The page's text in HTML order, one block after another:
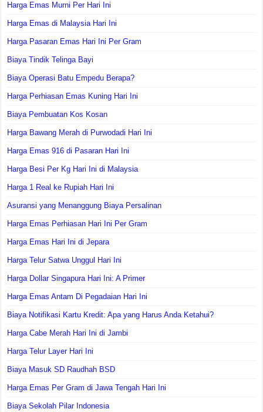
Harga Emas Murni Per Hari Ini
Harga Emas di Malaysia Hari Ini
Harga Pasaran Emas Hari Ini Per Gram
Biaya Tindik Telinga Bayi
Biaya Operasi Batu Empedu Berapa?
Harga Perhiasan Emas Kuning Hari Ini
Biaya Pembuatan Kos Kosan
Harga Bawang Merah di Purwodadi Hari Ini
Harga Emas 916 di Pasaran Hari Ini
Harga Besi Per Kg Hari Ini di Malaysia
Harga 1 Real ke Rupiah Hari Ini
Asuransi yang Menanggung Biaya Persalinan
Harga Emas Perhiasan Hari Ini Per Gram
Harga Emas Hari Ini di Jepara
Harga Telur Satwa Unggul Hari Ini
Harga Dollar Singapura Hari Ini: A Primer
Harga Emas Antam Di Pegadaian Hari Ini
Biaya Notifikasi Kartu Kredit: Apa yang Harus Anda Ketahui?
Harga Cabe Merah Hari Ini di Jambi
Harga Telur Layer Hari Ini
Biaya Masuk SD Raudhah BSD
Harga Emas Per Gram di Jawa Tengah Hari Ini
Biaya Sekolah Pilar Indonesia